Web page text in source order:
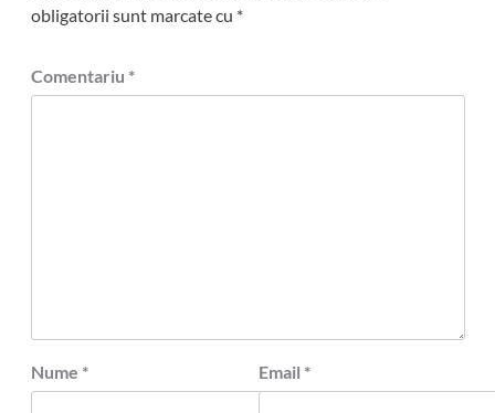
obligatorii sunt marcate cu *
Comentariu *
Nume * Email *